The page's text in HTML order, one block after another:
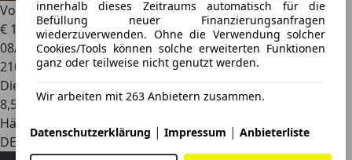
innerhalb dieses Zeitraums automatisch für die
Befüllung neuer Finanzierungsanfragen
wiederzuverwenden. Ohne die Verwendung solcher
Cookies/Tools können solche erweiterten Funktionen
ganz oder teilweise nicht genutzt werden.
Wir arbeiten mit 263 Anbietern zusammen.
Datenschutzerklärung | Impressum | Anbieterliste
Volkswagen PhaetonV6 TDI 5-Sitzer 4Motion Dynaudio
€ 11.900
08/2010
210.000 km
Diesel
8,5 l/100 km (komb.)
Händler
DE 04821